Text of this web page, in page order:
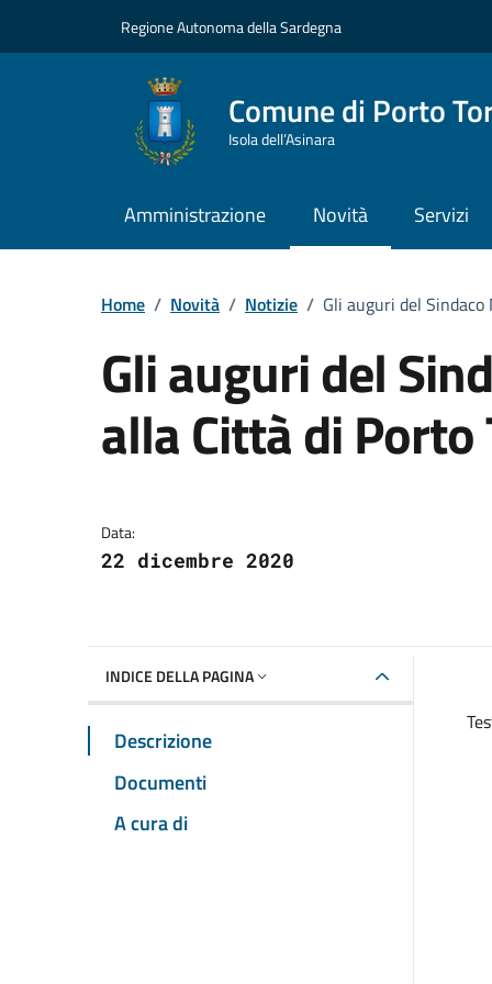
Regione Autonoma della Sardegna
Comune di Porto
Isola dell’Asinara
Amministrazione Novità Servizi
Home / Novità / Notizie / Gli auguri del
Gli auguri del
alla Città di Porto
Data:
22 dicembre 2020
INDICE DELLA PAGINA
Descrizione
Documenti
A cura di